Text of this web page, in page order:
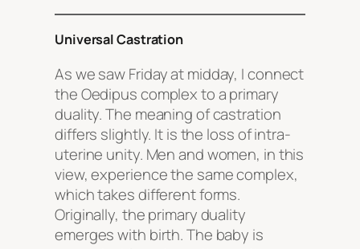
Universal Castration
As we saw Friday at midday, I connect
the Oedipus complex to a primary
duality. The meaning of castration
differs slightly. It is the loss of intra-
uterine unity. Men and women, in this
view, experience the same complex,
which takes different forms.
Originally, the primary duality
emerges with birth. The baby is